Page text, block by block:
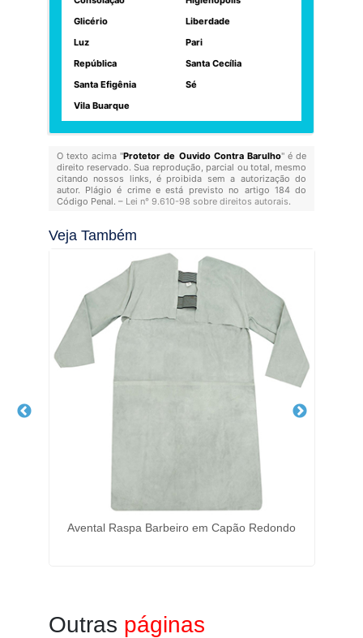
Glicério
Liberdade
Luz
Pari
República
Santa Cecília
Santa Efigênia
Sé
Vila Buarque
O texto acima "Protetor de Ouvido Contra Barulho" é de
direito reservado. Sua reprodução, parcial ou total, mesmo
citando nossos links, é proibida sem a autorização do
autor. Plágio é crime e está previsto no artigo 184 do
Código Penal. – Lei n° 9.610-98 sobre direitos autorais.
Veja Também
Avental Raspa Barbeiro em Capão Redondo
Outras páginas